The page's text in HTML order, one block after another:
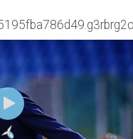
della cura
la vittoria
Qualche capello...